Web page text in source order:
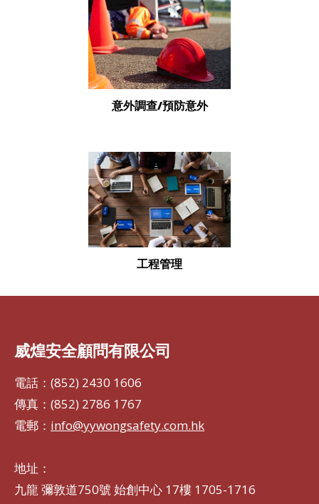
意外調查/預防意外
工程管理
威煌安全顧問有限公司
電話：(852) 2430 1606
傳真：(852) 2786 1767
電郵： info@yywongsafety.com.hk
地址：
九龍 彌敦道750號 始創中心 17樓 1705-1716